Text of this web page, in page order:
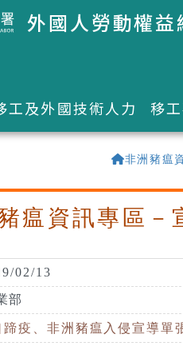
外國人勞動權益
工及外國技術人力 移
非洲豬瘟
瘟資訊專區－
02/13
部
蹄疫、非洲豬瘟入侵宣導